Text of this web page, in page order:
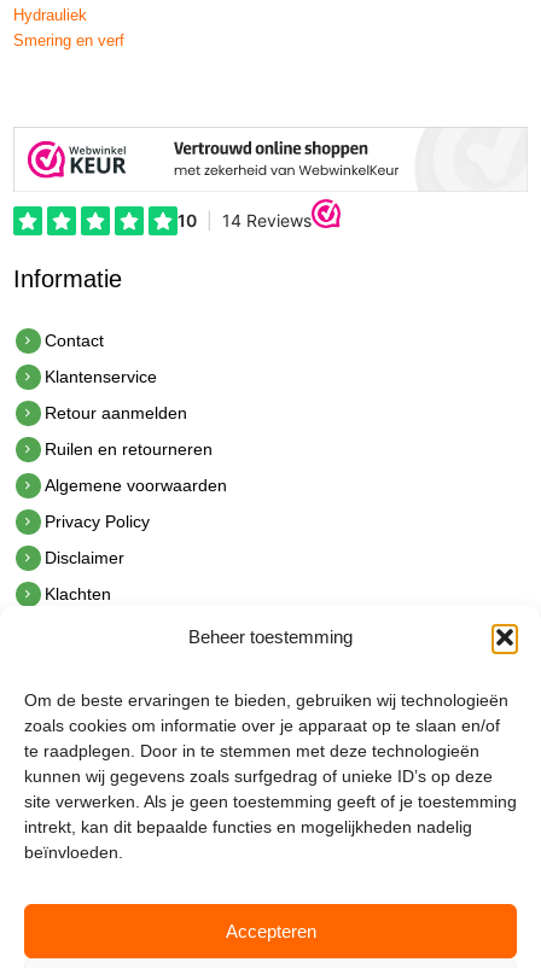
Beheer toestemming
Om de beste ervaringen te bieden, gebruiken wij technologieën
zoals cookies om informatie over je apparaat op te slaan en/of
te raadplegen. Door in te stemmen met deze technologieën
kunnen wij gegevens zoals surfgedrag of unieke ID’s op deze
site verwerken. Als je geen toestemming geeft of je toestemming
intrekt, kan dit bepaalde functies en mogelijkheden nadelig
beïnvloeden.
Accepteren
Hydrauliek
Smering en verf
Informatie
Contact
Klantenservice
Retour aanmelden
Ruilen en retourneren
Algemene voorwaarden
Privacy Policy
Disclaimer
Klachten
hetindustriehuis B.V.
De Hoek 1 1601 MR Enkhuizen
t.0228 53 00 40
e.info@hetindustriehuis.com
KVK 51483904
BTW NL850044522B01